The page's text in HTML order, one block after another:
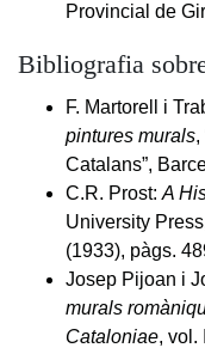
Provincial de
Bibliografia
F. Martorell i
pintures murals,
Catalans”,
C.R. Prost: A
University
(1933), pàgs.
Josep Pijoan i
murals
Cataloniae, vol.